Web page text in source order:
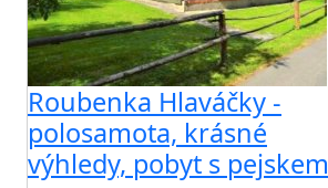
Roubenka Hlaváčky -
polosamota, krásné
výhledy, pobyt s pejskem